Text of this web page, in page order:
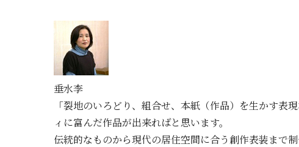
垂水李
「裂地のいろどり、組合せ、本紙（作品）を生かす表
ィに富んだ作品が出来ればと思います。
伝統的なものから現代の居住空間に合う創作表装まで制